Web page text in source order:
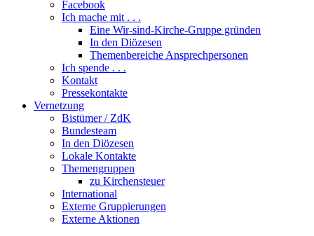
Facebook
Ich mache mit . . .
Eine Wir-sind-Kirche-Gruppe gründen
In den Diözesen
Themenbereiche Ansprechpersonen
Ich spende . . .
Kontakt
Pressekontakte
Vernetzung
Bistümer / ZdK
Bundesteam
In den Diözesen
Lokale Kontakte
Themengruppen
zu Kirchensteuer
International
Externe Gruppierungen
Externe Aktionen